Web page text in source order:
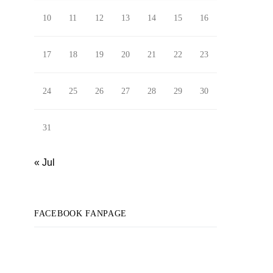
10 11 12 13 14 15 16
17 18 19 20 21 22 23
24 25 26 27 28 29 30
31
« Jul
FACEBOOK FANPAGE